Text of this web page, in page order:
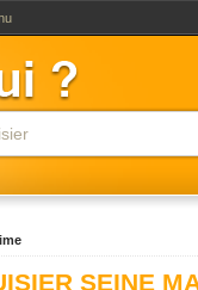
SEINE